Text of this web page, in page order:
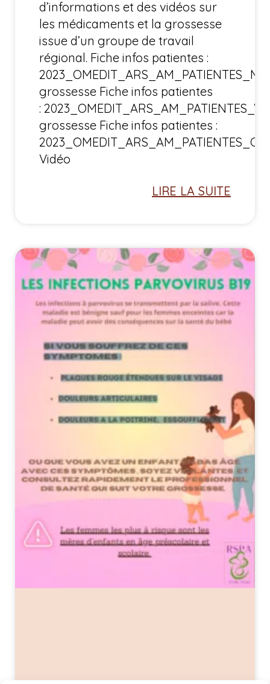
d’informations et des vidéos sur
les médicaments et la grossesse
issue d’un groupe de travail
régional. Fiche infos patientes :
grossesse Fiche infos patientes
:
grossesse Fiche infos patientes :
Vidéo
LIRE LA SUITE